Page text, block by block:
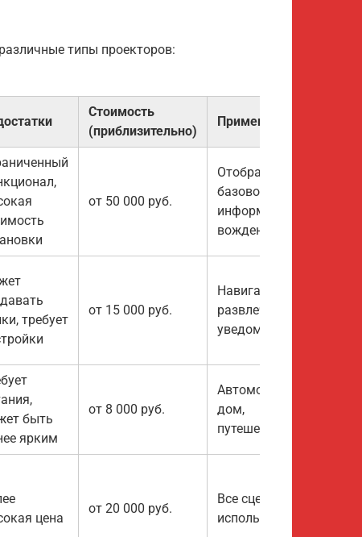
типы проекторов:
Стоимость
(приблизительно)
Применение
от 50 000 руб.
Отображение
базовой
информации о
вождении
требует
от 15 000 руб.
Навигация,
развлечения,
уведомления
быть
ярким
от 8 000 руб.
Автомобиль,
дом,
путешествия
цена
от 20 000 руб.
Все сценарии
использования